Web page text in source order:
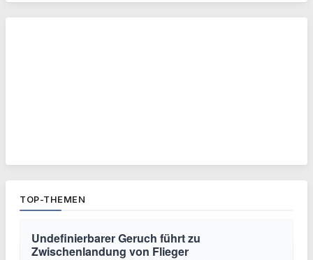
TOP-THEMEN
Undefinierbarer Geruch führt zu
Zwischenlandung von Flieger